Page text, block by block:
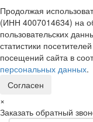
Продолжая
(ИНН 4007014634) на
пользовательских
статистики
посещений сайта в
персональных данных.
Согласен
×
Заказать обратный